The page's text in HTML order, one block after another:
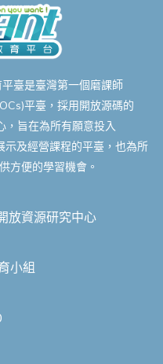
臺是臺灣第一個磨課師
平臺，採用開放源碼的
旨在為所有願意投入
示及經營課程的平臺，也為所
方便的學習機會。
放資源研究中心
小組